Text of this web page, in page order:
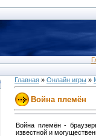
Главная » Онлайн игры »
Война племён
Война племён -
известной и